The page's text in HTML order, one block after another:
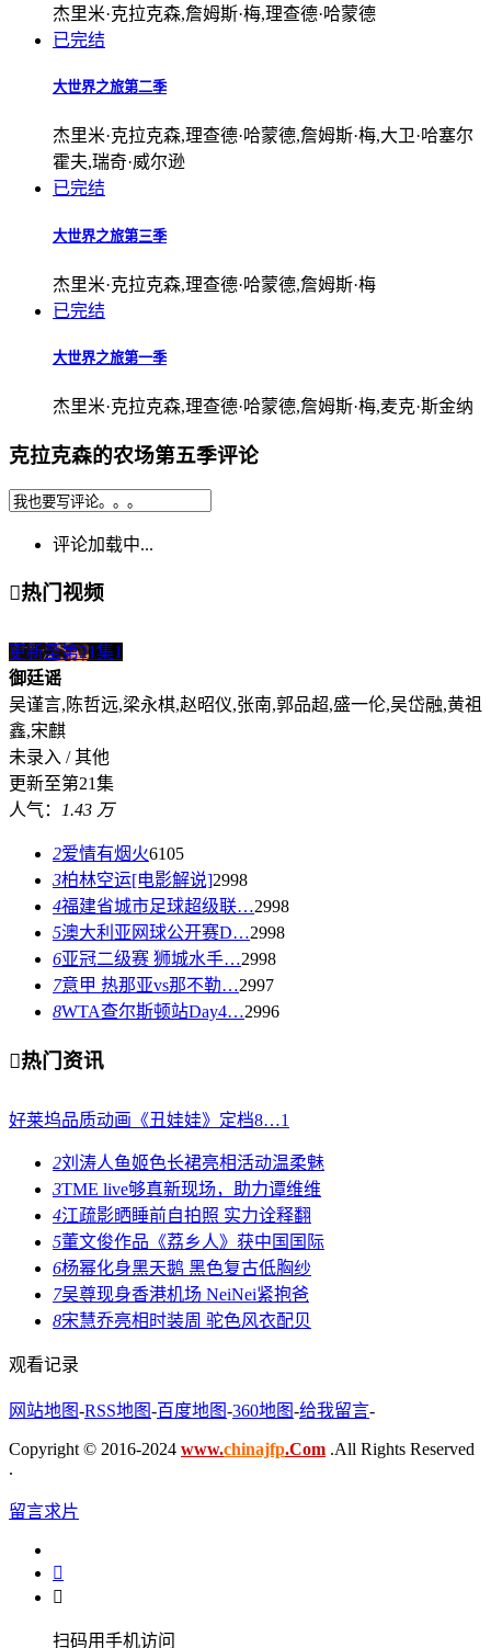
杰里米·克拉克森,詹姆斯·梅,理查德·哈蒙德
已完结
大世界之旅第二季
杰里米·克拉克森,理查德·哈蒙德,詹姆斯·梅,大卫·哈塞尔
霍夫,瑞奇·威尔逊
已完结
大世界之旅第三季
杰里米·克拉克森,理查德·哈蒙德,詹姆斯·梅
已完结
大世界之旅第一季
杰里米·克拉克森,理查德·哈蒙德,詹姆斯·梅,麦克·斯金纳
克拉克森的农场第五季评论
评论加载中...
热门视频
更新至第21集1
御廷谣
吴谨言,陈哲远,梁永棋,赵昭仪,张南,郭品超,盛一伦,吴岱融,黄祖
鑫,宋麒
未录入 / 其他
更新至第21集
人气：
1.43 万
2爱情有烟火6105
3柏林空运[电影解说]2998
4福建省城市足球超级联…2998
5澳大利亚网球公开赛D…2998
6亚冠二级赛 狮城水手…2998
7意甲 热那亚vs那不勒…2997
8WTA查尔斯顿站Day4…2996
热门资讯
好莱坞品质动画《丑娃娃》定档8… 1
2刘涛人鱼姬色长裙亮相活动温柔魅
3TME live够真新现场，助力谭维维
4江疏影晒睡前自拍照 实力诠释翻
5董文俊作品《荔乡人》获中国国际
6杨幂化身黑天鹅 黑色复古低胸纱
7吴尊现身香港机场 NeiNei紧抱爸
8宋慧乔亮相时装周 驼色风衣配贝
观看记录
网站地图-RSS地图-百度地图-360地图-给我留言-
Copyright © 2016-2024 www.chinajfp.Com .All Rights Reserved
.
留言求片


扫码用手机访问